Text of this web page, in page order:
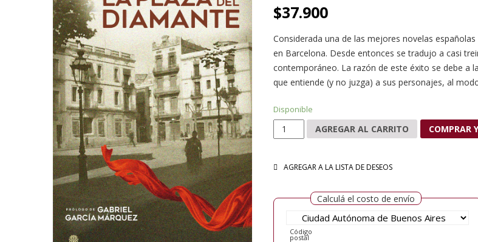
$37.900
Considerada una de las mejores novelas
en Barcelona. Desde entonces se tradujo a casi
contemporáneo. La razón de este éxito se debe a
que entiende (y no juzga) a sus personajes, al
Disponible
La plaza del Diamante cantidad
AGREGAR AL CARRITO COMPRAR
AGREGAR A LA LISTA DE DESEOS
Calculá el costo de envío
Código
postal